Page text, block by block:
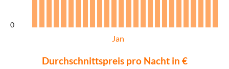
0
Jan
Durchschnittspreis pro Nacht in €